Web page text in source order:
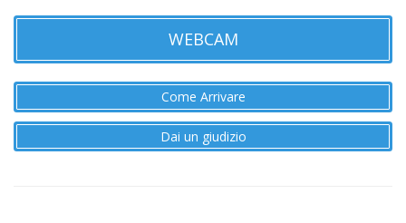
WEBCAM
Come Arrivare
Dai un giudizio